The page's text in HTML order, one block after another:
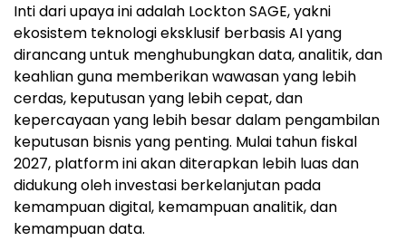
Inti dari upaya ini adalah Lockton SAGE, yakni
ekosistem teknologi eksklusif berbasis AI yang
dirancang untuk menghubungkan data, analitik, dan
keahlian guna memberikan wawasan yang lebih
cerdas, keputusan yang lebih cepat, dan
kepercayaan yang lebih besar dalam pengambilan
keputusan bisnis yang penting. Mulai tahun fiskal
2027, platform ini akan diterapkan lebih luas dan
didukung oleh investasi berkelanjutan pada
kemampuan digital, kemampuan analitik, dan
kemampuan data.